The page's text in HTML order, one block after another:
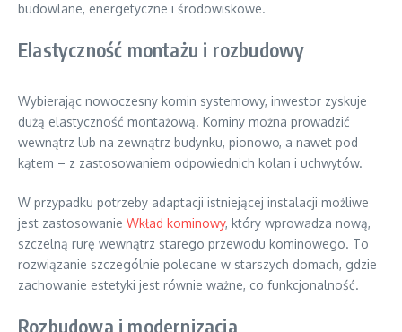
budowlane, energetyczne i środowiskowe.
Elastyczność montażu i rozbudowy
Wybierając nowoczesny komin systemowy, inwestor zyskuje
dużą elastyczność montażową. Kominy można prowadzić
wewnątrz lub na zewnątrz budynku, pionowo, a nawet pod
kątem – z zastosowaniem odpowiednich kolan i uchwytów.
W przypadku potrzeby adaptacji istniejącej instalacji możliwe
jest zastosowanie Wkład kominowy, który wprowadza nową,
szczelną rurę wewnątrz starego przewodu kominowego. To
rozwiązanie szczególnie polecane w starszych domach, gdzie
zachowanie estetyki jest równie ważne, co funkcjonalność.
Rozbudowa i modernizacja